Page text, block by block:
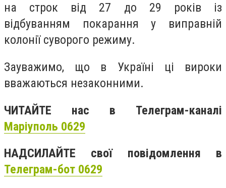
на строк від 27 до 29 років із
відбуванням покарання у виправній
колонії суворого режиму.
Зауважимо, що в Україні ці вироки
вважаються незаконними.
ЧИТАЙТЕ нас в Телеграм-каналі
Маріуполь 0629
НАДСИЛАЙТЕ свої повідомлення в
Телеграм-бот 0629